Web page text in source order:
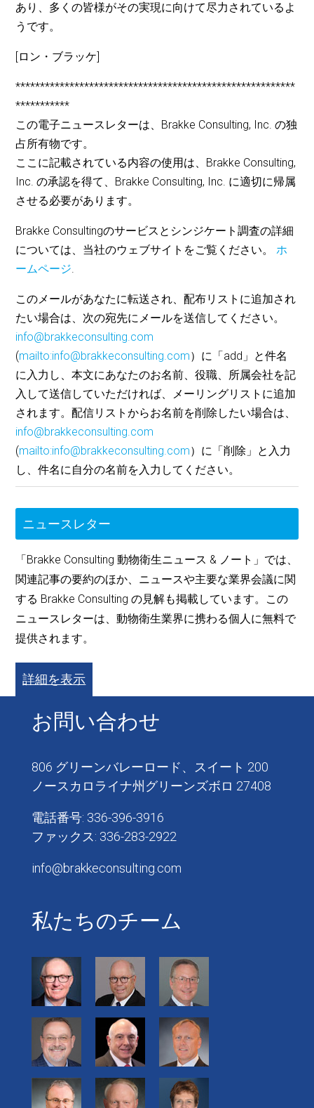
あり、多くの皆様がその実現に向けて尽力されているよ
うです。
[ロン・ブラッケ]
*********************************************************
***********
この電子ニュースレターは、Brakke Consulting, Inc. の独
占所有物です。
ここに記載されている内容の使用は、Brakke Consulting,
Inc. の承認を得て、Brakke Consulting, Inc. に適切に帰属
させる必要があります。
Brakke Consultingのサービスとシンジケート調査の詳細
については、当社のウェブサイトをご覧ください。ホ
ームページ.
このメールがあなたに転送され、配布リストに追加され
たい場合は、次の宛先にメールを送信してください。
info@brakkeconsulting.com
(mailto:info@brakkeconsulting.com）に「add」と件名
に入力し、本文にあなたのお名前、役職、所属会社を記
入して送信していただければ、メーリングリストに追加
されます。配信リストからお名前を削除したい場合は、
info@brakkeconsulting.com
(mailto:info@brakkeconsulting.com）に「削除」と入力
し、件名に自分の名前を入力してください。
ニュースレター
「Brakke Consulting 動物衛生ニュース & ノート」では、
関連記事の要約のほか、ニュースや主要な業界会議に関
する Brakke Consulting の見解も掲載しています。この
ニュースレターは、動物衛生業界に携わる個人に無料で
提供されます。
詳細を表示
お問い合わせ
806 グリーンバレーロード、スイート 200
ノースカロライナ州グリーンズボロ 27408
電話番号: 336-396-3916
ファックス: 336-283-2922
info@brakkeconsulting.com
私たちのチーム